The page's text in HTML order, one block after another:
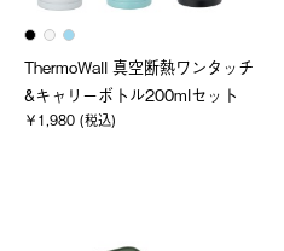
ThermoWall 真空断熱ワンタッチ
&キャリーボトル200mlセット
￥1,980 (税込)